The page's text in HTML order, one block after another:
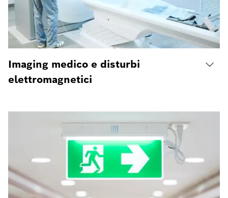
Imaging medico e disturbi
elettromagnetici